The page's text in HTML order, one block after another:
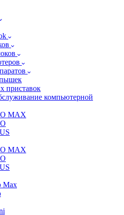
приставок
компьютерной
MAX
MAX
Max